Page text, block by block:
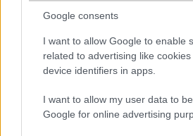
Google consents
I want to allow Google to enable
related to advertising like
device identifiers in apps.
I want to allow my user data to
Google for online advertising
segíteni,a két telefon(kp500,kp502)ugyan
meg!
pümpös
Gambesz!!Köszi de ott olyan jokat nem